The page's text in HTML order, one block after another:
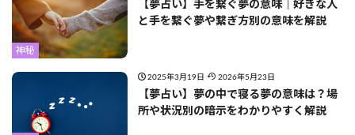
神秘
【夢占い】手を繋ぐ夢の意味｜好きな人
と手を繋ぐ夢や繋ぎ方別の意味を解説
2025年3月19日 2026年5月23日
【夢占い】夢の中で寝る夢の意味は？場
所や状況別の暗示をわかりやすく解説